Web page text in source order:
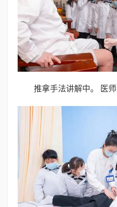
推拿手法讲解中。 医师